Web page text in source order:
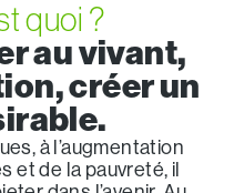
quoi ?
au vivant,
créer un
à l’augmentation
et de la pauvreté, il